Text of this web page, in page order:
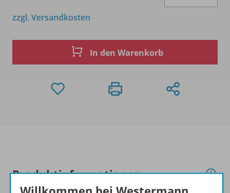
zzgl. Versandkosten
In den Warenkorb
Produktinformationen